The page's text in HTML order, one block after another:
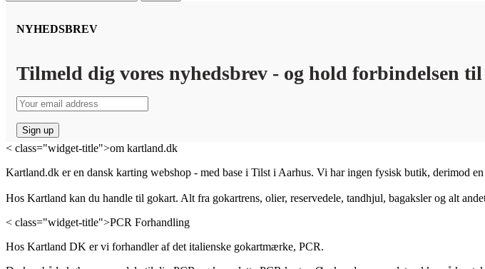
NYHEDSBREV
Tilmeld dig vores nyhedsbrev - og hold forbindelsen til
< class="widget-title">om kartland.dk
Kartland.dk er en dansk karting webshop - med base i Tilst i Aarhus. Vi har ingen fysisk butik, derimod
Hos Kartland kan du handle til gokart. Alt fra gokartrens, olier, reservedele, tandhjul, bagaksler og alt
< class="widget-title">PCR Forhandling
Hos Kartland DK er vi forhandler af det italienske gokartmærke, PCR.